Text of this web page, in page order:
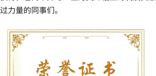
过力量的同事们。